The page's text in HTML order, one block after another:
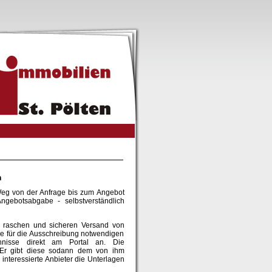
von der Anfrage bis zum Angebot
- selbstverständlich
und sicheren Versand von
für die Ausschreibung notwendigen
direkt am Portal an. Die
gibt diese sodann dem von ihm
Anbieter die Unterlagen